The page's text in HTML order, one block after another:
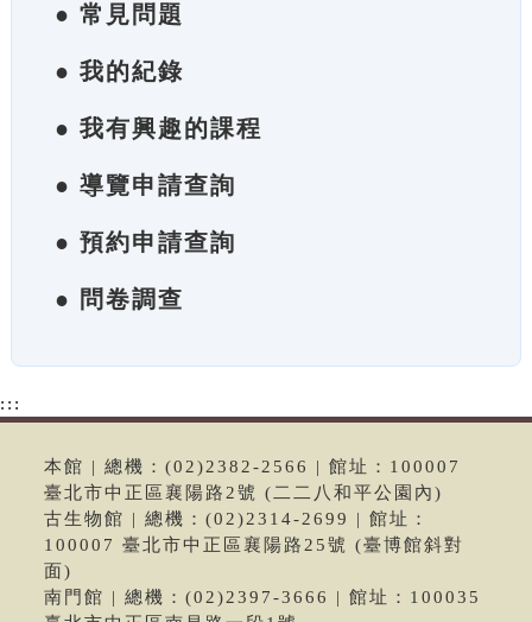
● 常見問題
● 我的紀錄
● 我有興趣的課程
● 導覽申請查詢
● 預約申請查詢
● 問卷調查
:::
本館 | 總機：(02)2382-2566 | 館址：100007
臺北市中正區襄陽路2號 (二二八和平公園內)
古生物館 | 總機：(02)2314-2699 | 館址：
100007 臺北市中正區襄陽路25號 (臺博館斜對
面)
南門館 | 總機：(02)2397-3666 | 館址：100035